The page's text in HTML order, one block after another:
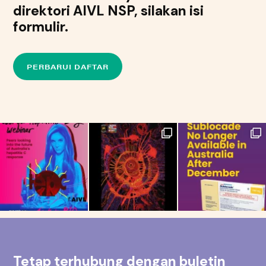
1.6 km
Directions
1 Hamilton Place, Bowen Hills QLD 4006
Brisbane QLD 4006
NSP 9:00am – 7:00pm Monday – Friday
(Closed on Public Holidays)
Machine24 hours, 7 Days 2x $1 coins 1ml and 3ml packs
Other Information:
Additional health services
2.6 km
direktori AIVL NSP, silakan isi
formulir.
PERBARUI DAFTAR
Tetap terhubung dengan buletin